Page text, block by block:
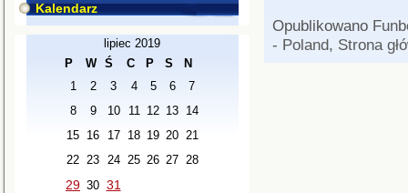
Kalendarz
lipiec 2019
P
W Ś C P S N
1 2 3 4 5 6
7
8
9 10 11 12 13 14
15 16 17 18 19 20 21
22 23 24 25 26 27 28
29 30 31
Opublikowano
- Poland, Strona